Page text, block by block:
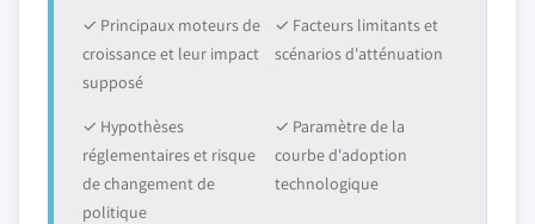
✓ Principaux moteurs de
croissance et leur impact
supposé
✓ Facteurs limitants et
scénarios d'atténuation
✓ Hypothèses
réglementaires et risque
de changement de
politique
✓ Paramètre de la
courbe d'adoption
technologique